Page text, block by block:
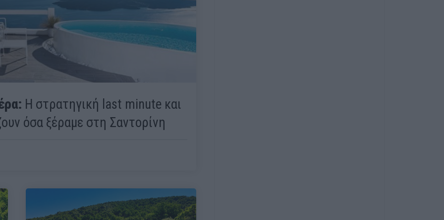
Η στρατηγική last minute και
όσα ξέραμε στη Σαντορίνη